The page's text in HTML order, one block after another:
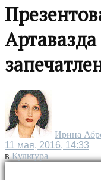
Ирина
11 мая, 2016, 14:33
в Культура